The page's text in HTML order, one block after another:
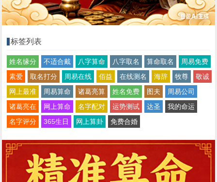
标签列表
姓名缘分 不适合戴 八字算命 八字取名 算命取名
周易免费
素爱
取名打分 周易在线 佰益 在线测名 海辞 牧尊
敬诚
网上最准
周易算命 诸葛亮算 姓名免费 图夫
周易公司
诸葛亮在
网上算命 名字配对 运势测试 达圣
我的命运
名字评分
365生日 网上算卦 免费合婚